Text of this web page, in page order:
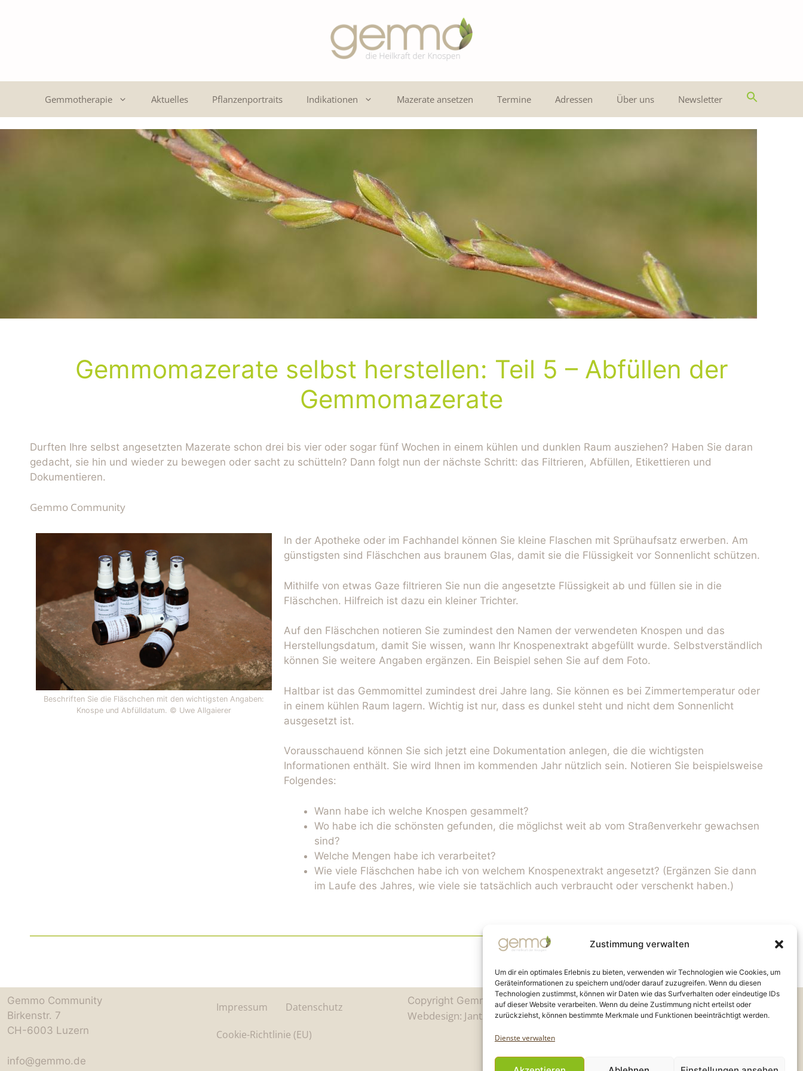
Zustimmung verwalten
Um dir ein optimales Erlebnis zu bieten, verwenden wir Technologien wie Cookies, um
Geräteinformationen zu speichern und/oder darauf zuzugreifen. Wenn du diesen
Technologien zustimmst, können wir Daten wie das Surfverhalten oder eindeutige IDs
auf dieser Website verarbeiten. Wenn du deine Zustimmung nicht erteilst oder
zurückziehst, können bestimmte Merkmale und Funktionen beeinträchtigt werden.
Dienste verwalten
Gemmotherapie Aktuelles Pflanzenportraits Indikationen Mazerate ansetzen Termine Adressen Über uns Newsletter
Gemmomazerate selbst herstellen: Teil 5 – Abfüllen der
Gemmomazerate
Durften Ihre selbst angesetzten Mazerate schon drei bis vier oder sogar fünf Wochen in einem kühlen und dunklen Raum ausziehen? Haben Sie daran
gedacht, sie hin und wieder zu bewegen oder sacht zu schütteln? Dann folgt nun der nächste Schritt: das Filtrieren, Abfüllen, Etikettieren und
Dokumentieren.
Gemmo Community
Beschriften Sie die Fläschchen mit den wichtigsten Angaben:
Knospe und Abfülldatum. © Uwe Allgaierer
In der Apotheke oder im Fachhandel können Sie kleine Flaschen mit Sprühaufsatz erwerben. Am
günstigsten sind Fläschchen aus braunem Glas, damit sie die Flüssigkeit vor Sonnenlicht schützen.
Mithilfe von etwas Gaze filtrieren Sie nun die angesetzte Flüssigkeit ab und füllen sie in die
Fläschchen. Hilfreich ist dazu ein kleiner Trichter.
Auf den Fläschchen notieren Sie zumindest den Namen der verwendeten Knospen und das
Herstellungsdatum, damit Sie wissen, wann Ihr Knospenextrakt abgefüllt wurde. Selbstverständlich
können Sie weitere Angaben ergänzen. Ein Beispiel sehen Sie auf dem Foto.
Haltbar ist das Gemmomittel zumindest drei Jahre lang. Sie können es bei Zimmertemperatur oder
in einem kühlen Raum lagern. Wichtig ist nur, dass es dunkel steht und nicht dem Sonnenlicht
ausgesetzt ist.
Vorausschauend können Sie sich jetzt eine Dokumentation anlegen, die die wichtigsten
Informationen enthält. Sie wird Ihnen im kommenden Jahr nützlich sein. Notieren Sie beispielsweise
Folgendes:
Wann habe ich welche Knospen gesammelt?
Wo habe ich die schönsten gefunden, die möglichst weit ab vom Straßenverkehr gewachsen
sind?
Welche Mengen habe ich verarbeitet?
Wie viele Fläschchen habe ich von welchem Knospenextrakt angesetzt? (Ergänzen Sie dann
im Laufe des Jahres, wie viele sie tatsächlich auch verbraucht oder verschenkt haben.)
Gemmo Community
Birkenstr. 7
CH-6003 Luzern
info@gemmo.de
Impressum Datenschutz
Cookie-Richtlinie (EU)
Copyright Gemmo Community |
Webdesign: Jantze Seiten| 2024 - 2025